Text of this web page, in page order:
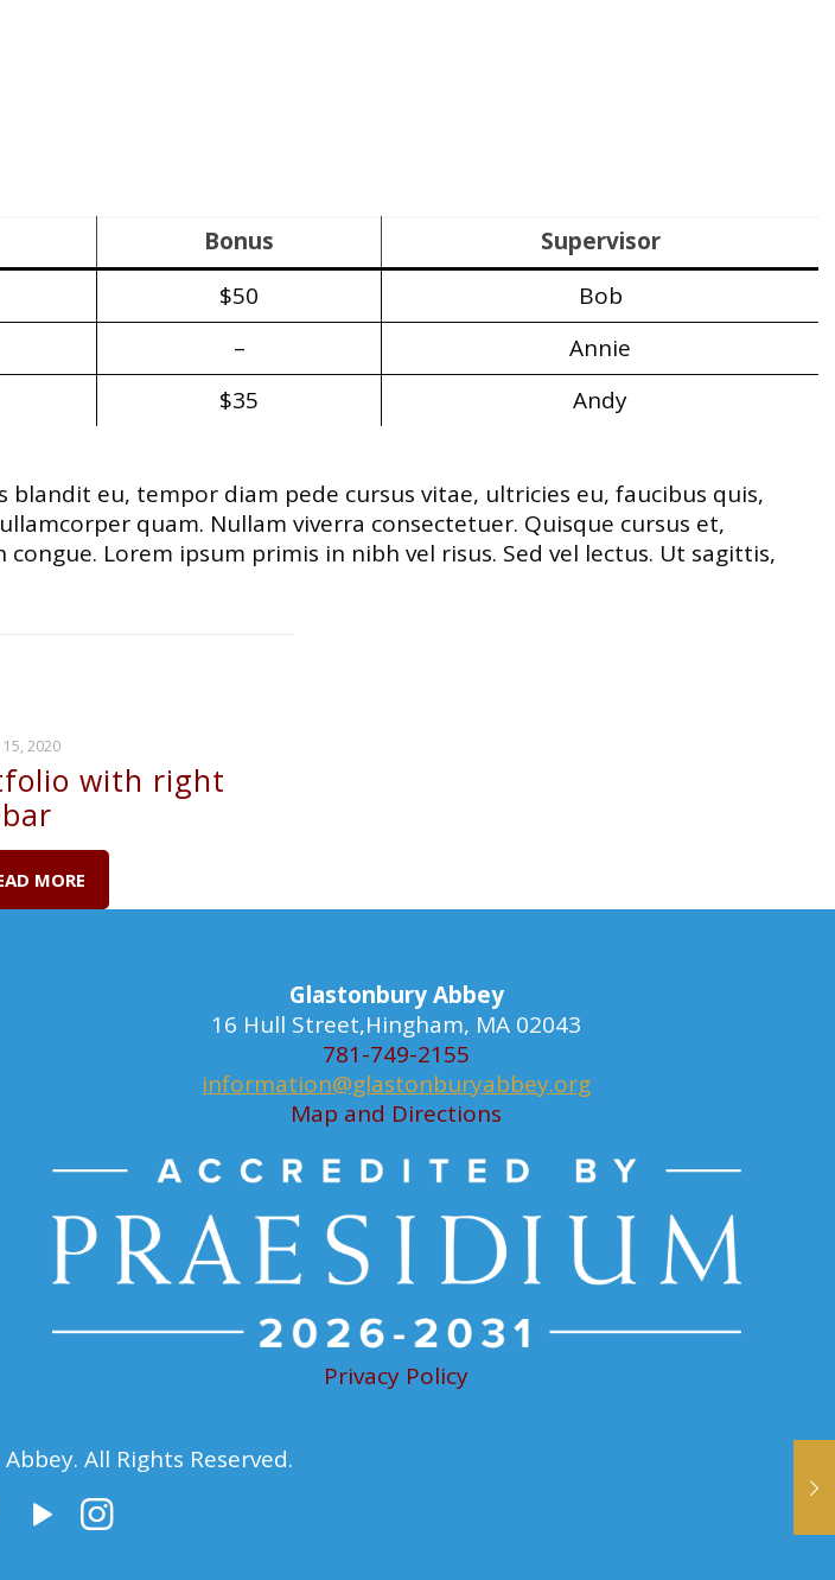
Bonus
Supervisor
$50
Bob
–
Annie
$35 Andy
eu, tempor diam pede cursus vitae, ultricies eu, faucibus quis,
quam. Nullam viverra consectetuer. Quisque cursus et,
Lorem ipsum primis in nibh vel risus. Sed vel lectus. Ut sagittis,
2020
with right
MORE
Glastonbury Abbey
16 Hull Street,Hingham, MA 02043
781-749-2155
information@glastonburyabbey.org
Map and Directions
Privacy Policy
All Rights Reserved.